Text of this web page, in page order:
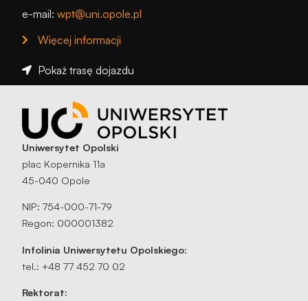
e-mail:wpt@uni.opole.pl
Więcej informacji
Pokaż trasę dojazdu
Uniwersytet Opolski
plac Kopernika 11a
45-040 Opole
NIP: 754-000-71-79
Regon: 000001382
Infolinia Uniwersytetu Opolskiego:
tel.: +48 77 452 70 02
Rektorat: